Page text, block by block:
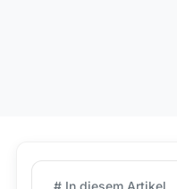
# In diesem Artikel